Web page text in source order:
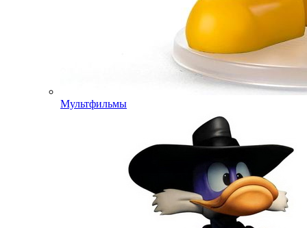
Мультфильмы